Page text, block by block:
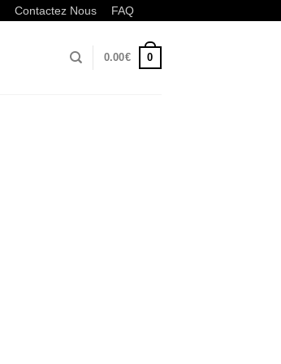
Contactez Nous FAQ
0.00€ 0